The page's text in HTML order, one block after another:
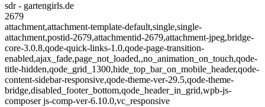
sdr - gartengirls.de
2679
attachment,attachment-template-default,single,single-
attachment,postid-2679,attachmentid-2679,attachment-jpeg,bridge-
core-3.0.8,qode-quick-links-1.0,qode-page-transition-
enabled,ajax_fade,page_not_loaded,,no_animation_on_touch,qode-
title-hidden,qode_grid_1300,hide_top_bar_on_mobile_header,qode-
content-sidebar-responsive,qode-theme-ver-29.5,qode-theme-
bridge,disabled_footer_bottom,qode_header_in_grid,wpb-js-
composer js-comp-ver-6.10.0,vc_responsive